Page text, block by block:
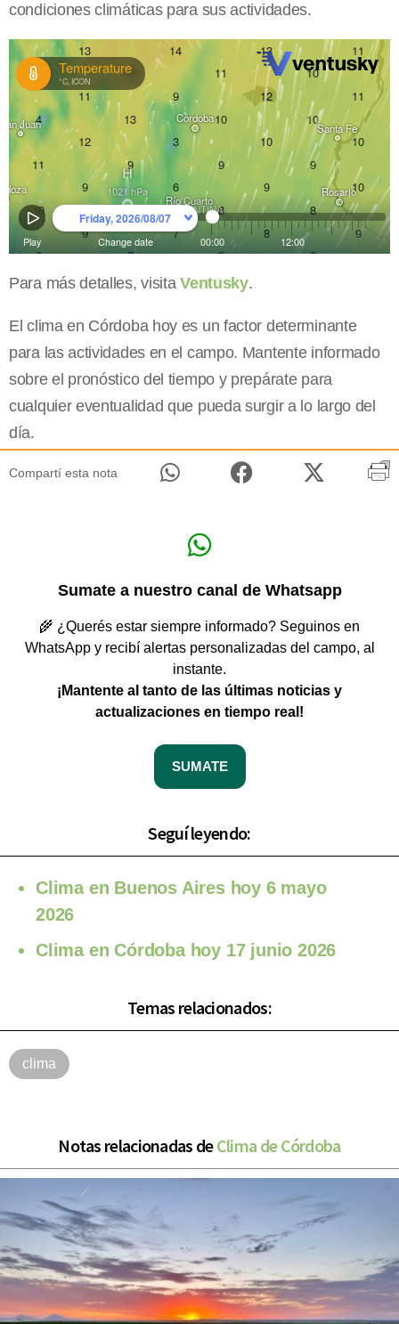
condiciones climáticas para sus actividades.
Para más detalles, visitaVentusky.
El clima en Córdoba hoy es un factor determinante
para las actividades en el campo. Mantente informado
sobre el pronóstico del tiempo y prepárate para
cualquier eventualidad que pueda surgir a lo largo del
día.
Compartí esta nota
Sumate a nuestro canal de Whatsapp
🌾 ¿Querés estar siempre informado? Seguinos en
WhatsApp y recibí alertas personalizadas del campo, al
instante.
¡Mantente al tanto de las últimas noticias y
actualizaciones en tiempo real!
SUMATE
Seguí leyendo:
Clima en Buenos Aires hoy 6 mayo
2026
Clima en Córdoba hoy 17 junio 2026
Temas relacionados:
clima
Notas relacionadas deClima de Córdoba